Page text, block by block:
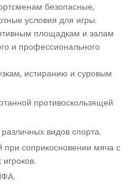
безопасные,
условия для игры.
площадкам и залам
и профессионального
истиранию и суровым
противоскользящей
видов спорта.
соприкосновении мяча с